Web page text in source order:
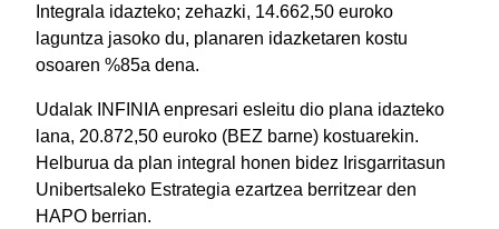
Integrala idazteko; zehazki, 14.662,50 euroko
laguntza jasoko du, planaren idazketaren kostu
osoaren %85a dena.
Udalak INFINIA enpresari esleitu dio plana idazteko
lana, 20.872,50 euroko (BEZ barne) kostuarekin.
Helburua da plan integral honen bidez Irisgarritasun
Unibertsaleko Estrategia ezartzea berritzear den
HAPO berrian.